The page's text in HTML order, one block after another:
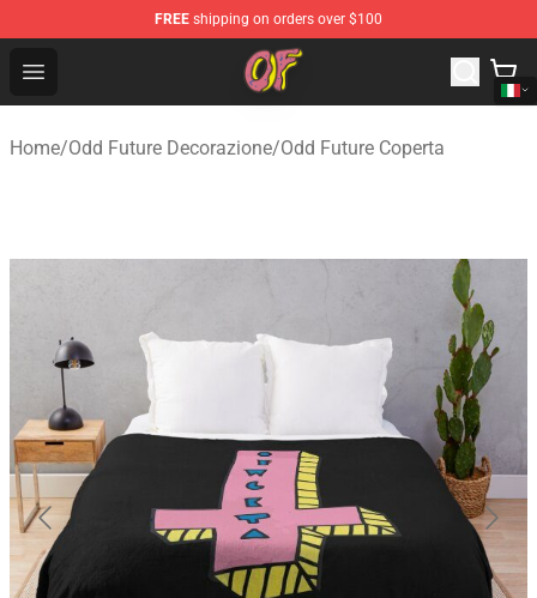
FREE shipping on orders over $100
Open menu
Odd Future Shop - Official Odd Future Merchandise Store
Home/Odd Future Decorazione/Odd Future Coperta